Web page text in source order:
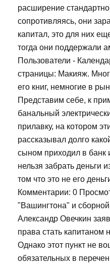
расширение
сопротивляясь, они
капитал, это для них
тогда они поддержали
Пользователи -
страницы: Макияж.
его книг, немногие в
Представим себе, к
банальный
прилавку, на котором
рассказывал долго
сыном приходил в банк
нельзя забрать деньги
том что это не его
Комментарии: 0
"Вашингтона" и
Александр Овечкин
права стать капитаном
Однако этот пункт не
обязательных в